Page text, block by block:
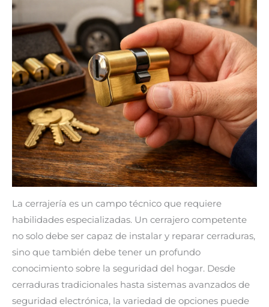
La cerrajería es un campo técnico que requiere
habilidades especializadas. Un cerrajero competente
no solo debe ser capaz de instalar y reparar cerraduras,
sino que también debe tener un profundo
conocimiento sobre la seguridad del hogar. Desde
cerraduras tradicionales hasta sistemas avanzados de
seguridad electrónica, la variedad de opciones puede